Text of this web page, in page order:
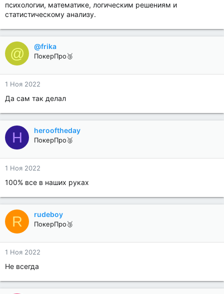
психологии, математике, логическим решениям и
статистическому анализу.
@ @frika
ПокерПро🥉
1 Ноя 2022
Да сам так делал
H herooftheday
ПокерПро🥈
1 Ноя 2022
100% все в наших руках
R rudeboy
ПокерПро🥉
1 Ноя 2022
Не всегда